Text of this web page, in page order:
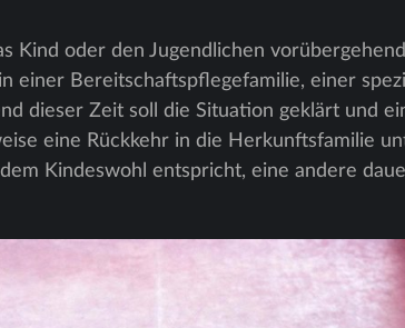
Kind oder den Jugendlichen
einer Bereitschaftspflegefamilie, einer
dieser Zeit soll die Situation geklärt und
eine Rückkehr in die Herkunftsfamilie
Kindeswohl entspricht, eine andere